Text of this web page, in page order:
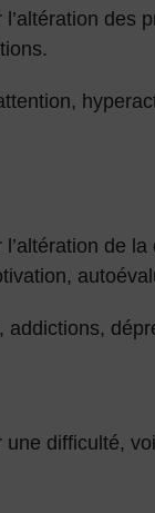
des
de la
addictions,
difficulté,